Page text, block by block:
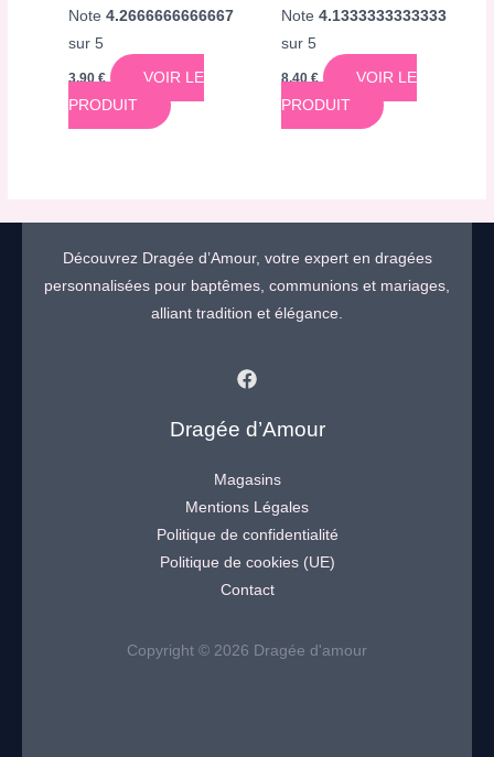
Note4.2666666666667
sur 5
3,90€
VOIR LE
PRODUIT
Note 4.1333333333333
sur 5
8,40€
VOIR LE
PRODUIT
Découvrez Dragée d’Amour, votre expert en dragées
personnalisées pour baptêmes, communions et mariages,
alliant tradition et élégance.
Dragée d’Amour
Magasins
Mentions Légales
Politique de confidentialité
Politique de cookies (UE)
Contact
Copyright © 2026 Dragée d'amour